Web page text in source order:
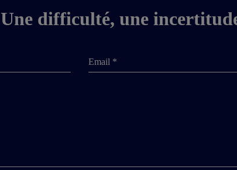
Une difficulté, une